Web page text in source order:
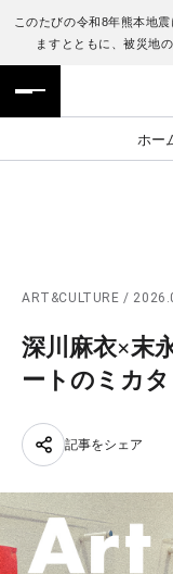
このたびの令和8年熊本地
ますとともに、被災地
ホー
フロアガイド
施設案内・アク
JP
ENGLISH
繁体字
ART&CULTURE /
深川麻衣×末
ートのミカタ
記事をシェア